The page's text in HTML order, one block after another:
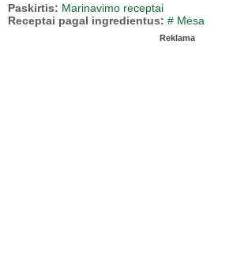
Paskirtis: Marinavimo receptai
Receptai pagal ingredientus: # Mėsa
Reklama